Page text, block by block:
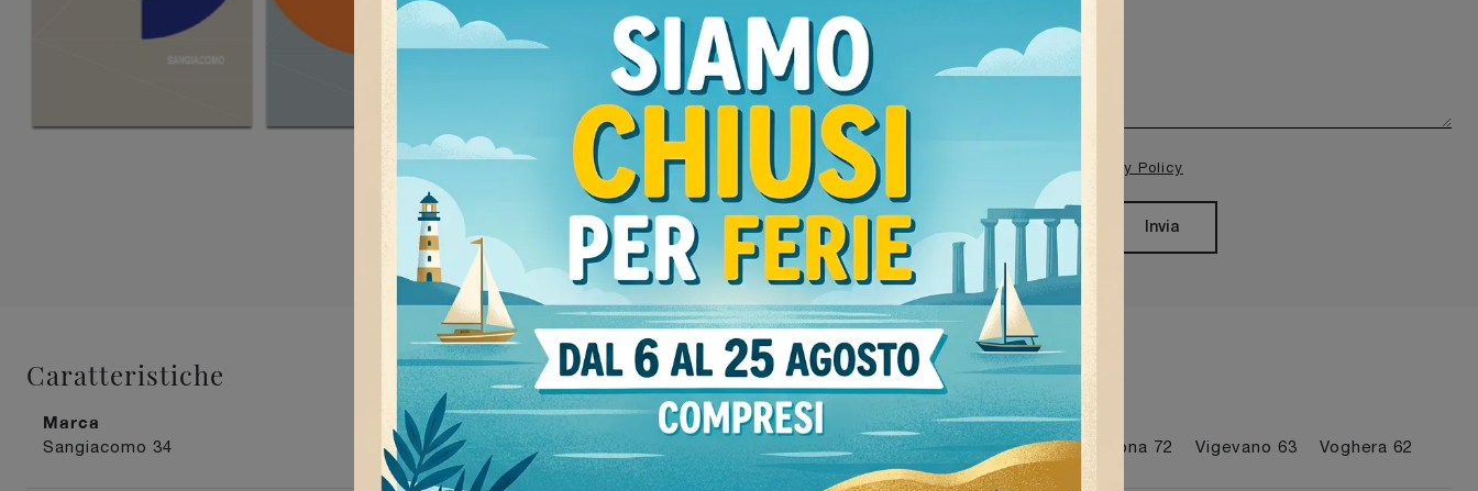
Ho preso visione dellaPrivacy Policy
Invia
Caratteristiche
Marca
Sangiacomo 34
Materiale
in legno43
Stile I più visti a :
Milano74 Tortona 72 Vigevano 63 Voghera 62